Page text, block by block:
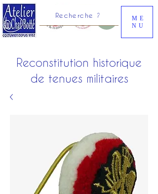
Recherche ?
ME
NU
Reconstitution historique
de tenues militaires